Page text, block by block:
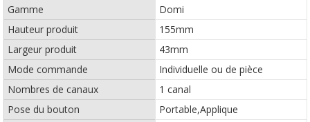
Gamme
Domi
Hauteur produit
155mm
Largeur produit
43mm
Mode commande
Individuelle ou de pièce
Nombres de canaux
1 canal
Pose du bouton
Portable,Applique